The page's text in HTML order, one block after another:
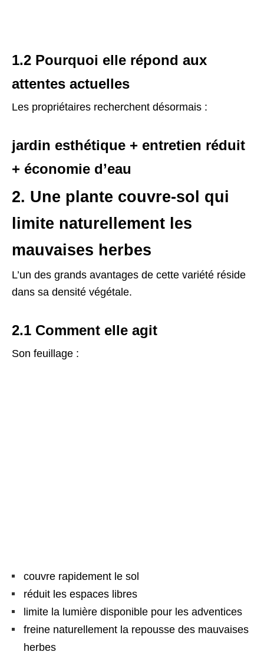
1.2 Pourquoi elle répond aux
attentes actuelles
Les propriétaires recherchent désormais :
jardin esthétique + entretien réduit
+ économie d’eau
2. Une plante couvre-sol qui
limite naturellement les
mauvaises herbes
L’un des grands avantages de cette variété réside
dans sa densité végétale.
2.1 Comment elle agit
Son feuillage :
couvre rapidement le sol
réduit les espaces libres
limite la lumière disponible pour les adventices
freine naturellement la repousse des mauvaises
herbes